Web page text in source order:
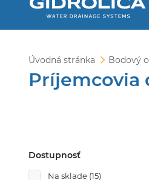
Úvodná stránka Bodový
Príjemcovia
Dostupnosť
Na sklade (15)